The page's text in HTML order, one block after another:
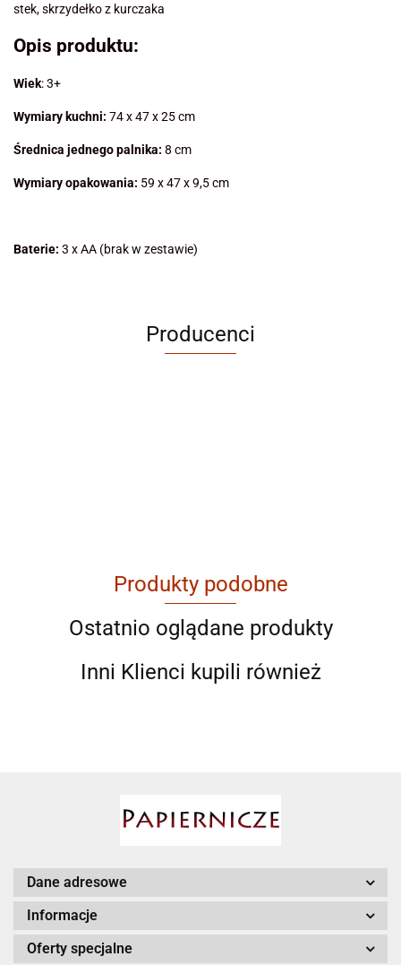
stek, skrzydełko z kurczaka
Opis produktu:
Wiek: 3+
Wymiary kuchni: 74 x 47 x 25 cm
Średnica jednego palnika: 8 cm
Wymiary opakowania: 59 x 47 x 9,5 cm
Baterie: 3 x AA (brak w zestawie)
Producenci
AGAM
Produkty podobne
Ostatnio oglądane produkty
Inni Klienci kupili również
Dane adresowe
Informacje
Oferty specjalne